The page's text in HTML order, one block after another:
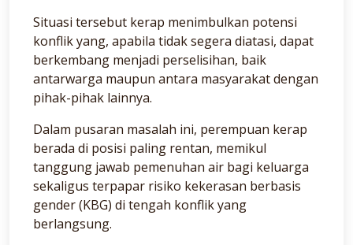
Situasi tersebut kerap menimbulkan potensi
konflik yang, apabila tidak segera diatasi, dapat
berkembang menjadi perselisihan, baik
antarwarga maupun antara masyarakat dengan
pihak-pihak lainnya.
Dalam pusaran masalah ini, perempuan kerap
berada di posisi paling rentan, memikul
tanggung jawab pemenuhan air bagi keluarga
sekaligus terpapar risiko kekerasan berbasis
gender (KBG) di tengah konflik yang
berlangsung.